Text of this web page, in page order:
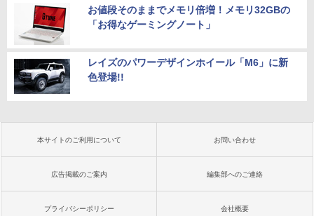
お値段そのままでメモリ倍増！メモリ32GBの
「お得なゲーミングノート」
レイズのパワーデザインホイール「M6」に新
色登場!!
本サイトのご利用について お問い合わせ
広告掲載のご案内 編集部へのご連絡
プライバシーポリシー 会社概要